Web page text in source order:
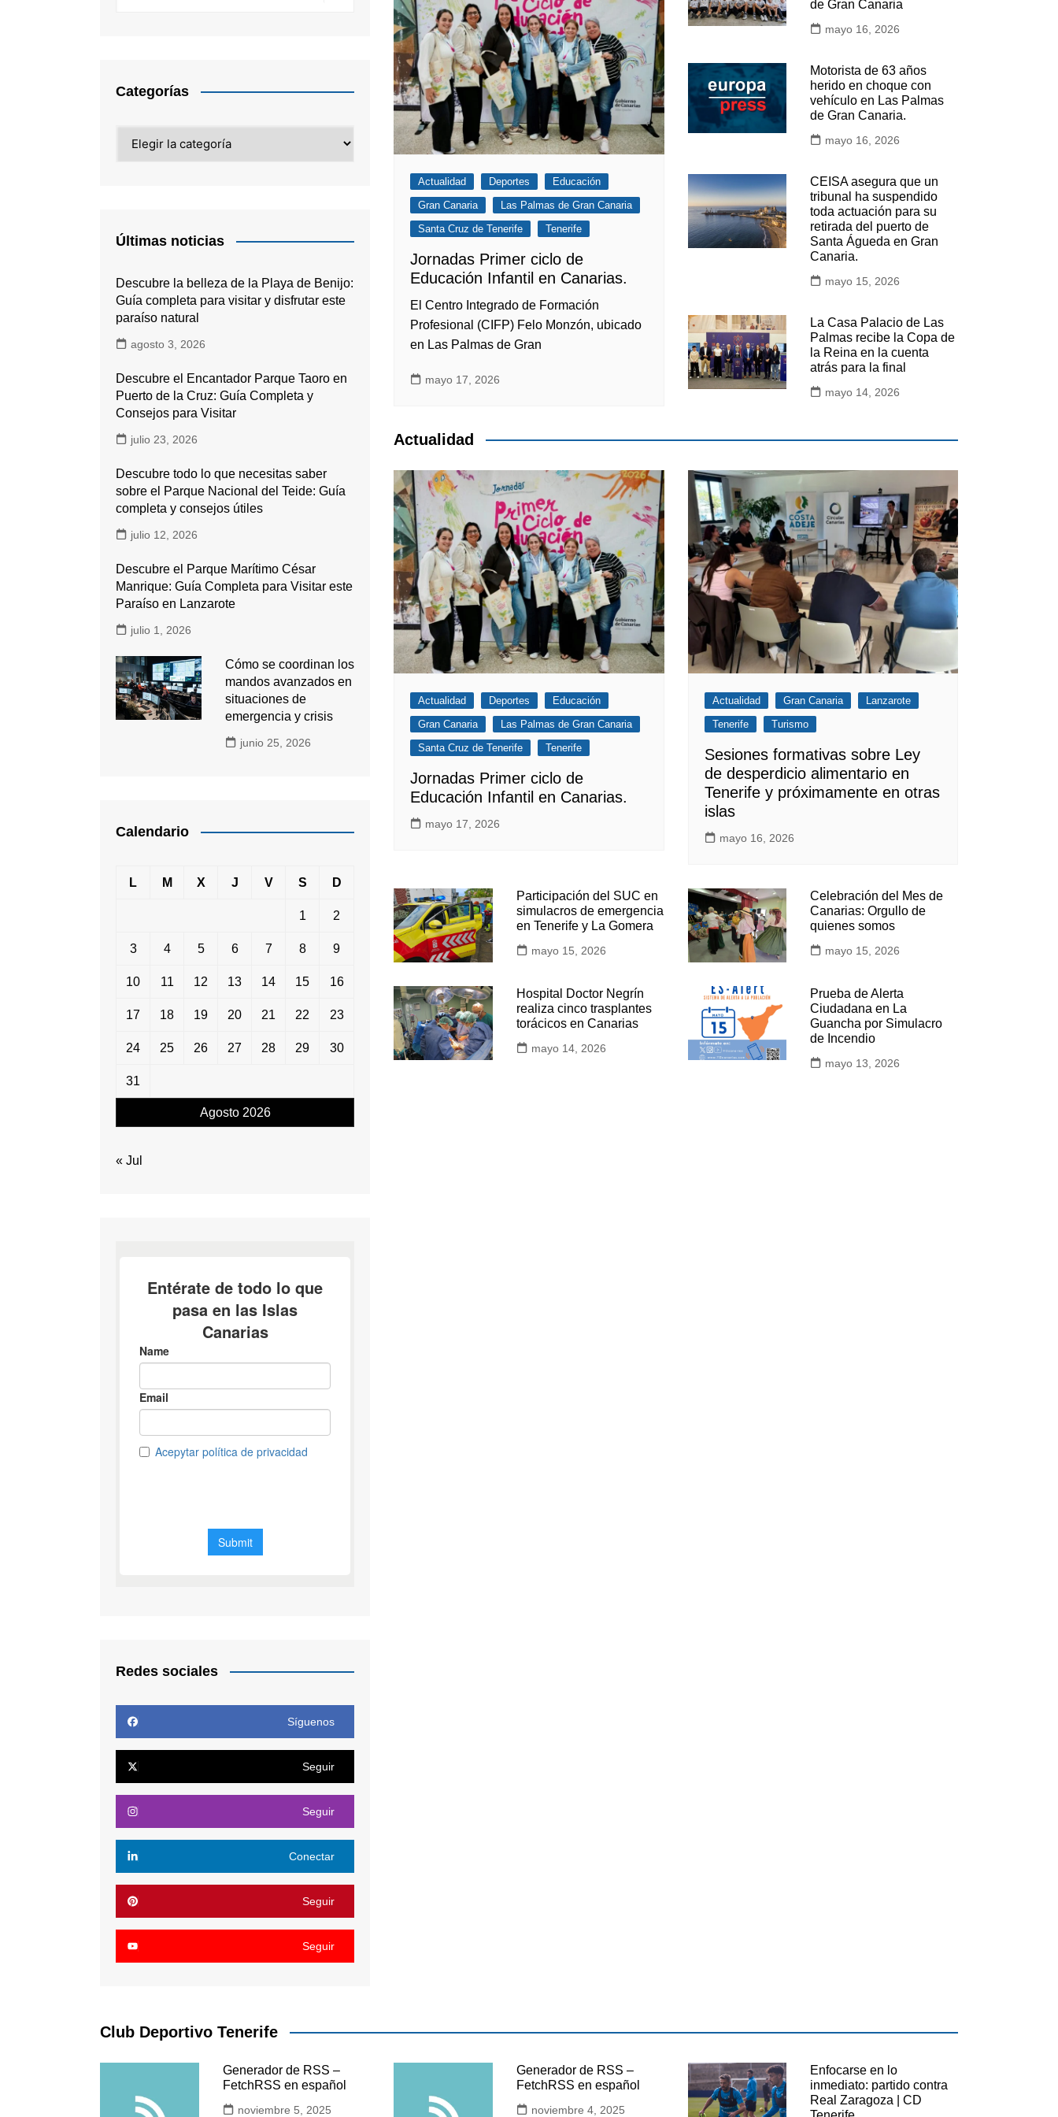
Categorías
Últimas noticias
Descubre la belleza de la Playa de Benijo:
Guía completa para visitar y disfrutar este
paraíso natural
agosto 3, 2026
Descubre el Encantador Parque Taoro en
Puerto de la Cruz: Guía Completa y
Consejos para Visitar
julio 23, 2026
Descubre todo lo que necesitas saber
sobre el Parque Nacional del Teide: Guía
completa y consejos útiles
julio 12, 2026
Descubre el Parque Marítimo César
Manrique: Guía Completa para Visitar este
Paraíso en Lanzarote
julio 1, 2026
Cómo se coordinan los
mandos avanzados en
situaciones de
emergencia y crisis
junio 25, 2026
Calendario
Agosto 2026
L M X J V S D
1 2
3 4 5 6 7 8 9
10 11 12 13 14 15 16
17 18 19 20 21 22 23
24 25 26 27 28 29 30
31
« Jul
Redes sociales
Síguenos
Seguir
Seguir
Conectar
Seguir
Seguir
Actualidad Deportes
Educación
Gran Canaria
Las Palmas de Gran Canaria
Santa Cruz de Tenerife
Tenerife
Jornadas Primer ciclo de
Educación Infantil en Canarias.
El Centro Integrado de Formación
Profesional (CIFP) Felo Monzón, ubicado
en Las Palmas de Gran
mayo 17, 2026
de Gran Canaria
mayo 16, 2026
Motorista de 63 años
herido en choque con
vehículo en Las Palmas
de Gran Canaria.
mayo 16, 2026
CEISA asegura que un
tribunal ha suspendido
toda actuación para su
retirada del puerto de
Santa Águeda en Gran
Canaria.
mayo 15, 2026
La Casa Palacio de Las
Palmas recibe la Copa de
la Reina en la cuenta
atrás para la final
mayo 14, 2026
Actualidad
Actualidad Deportes
Educación
Gran Canaria
Las Palmas de Gran Canaria
Santa Cruz de Tenerife
Tenerife
Jornadas Primer ciclo de
Educación Infantil en Canarias.
mayo 17, 2026
Actualidad Gran Canaria
Lanzarote
Tenerife
Turismo
Sesiones formativas sobre Ley
de desperdicio alimentario en
Tenerife y próximamente en otras
islas
mayo 16, 2026
Participación del SUC en
simulacros de emergencia
en Tenerife y La Gomera
mayo 15, 2026
Celebración del Mes de
Canarias: Orgullo de
quienes somos
mayo 15, 2026
Hospital Doctor Negrín
realiza cinco trasplantes
torácicos en Canarias
mayo 14, 2026
Prueba de Alerta
Ciudadana en La
Guancha por Simulacro
de Incendio
mayo 13, 2026
Club Deportivo Tenerife
Generador de RSS –
FetchRSS en español
noviembre 5, 2025
Generador de RSS –
FetchRSS en español
noviembre 4, 2025
Enfocarse en lo
inmediato: partido contra
Real Zaragoza | CD